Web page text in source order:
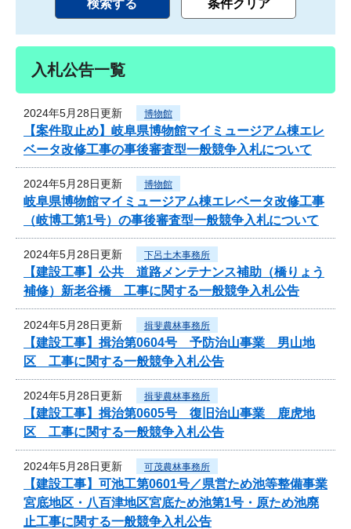
入札公告一覧
2024年5月28日更新 博物館
【案件取止め】岐阜県博物館マイミュージアム棟エレ
ベータ改修工事の事後審査型一般競争入札について
2024年5月28日更新 博物館
岐阜県博物館マイミュージアム棟エレベータ改修工事
（岐博工第1号）の事後審査型一般競争入札について
2024年5月28日更新 下呂土木事務所
【建設工事】公共 道路メンテナンス補助（橋りょう
補修）新老谷橋 工事に関する一般競争入札公告
2024年5月28日更新 揖斐農林事務所
【建設工事】揖治第0604号 予防治山事業 男山地
区 工事に関する一般競争入札公告
2024年5月28日更新 揖斐農林事務所
【建設工事】揖治第0605号 復旧治山事業 鹿虎地
区 工事に関する一般競争入札公告
2024年5月28日更新 可茂農林事務所
【建設工事】可池工第0601号／県営ため池等整備事業
宮底地区・八百津地区宮底ため池第1号・原ため池廃
止工事に関する一般競争入札公告